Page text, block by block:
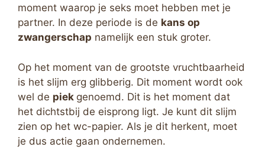
moment waarop je seks moet hebben met je
partner. In deze periode is de kans op
zwangerschap namelijk een stuk groter.
Op het moment van de grootste vruchtbaarheid
is het slijm erg glibberig. Dit moment wordt ook
wel de piek genoemd. Dit is het moment dat
het dichtstbij de eisprong ligt. Je kunt dit slijm
zien op het wc-papier. Als je dit herkent, moet
je dus actie gaan ondernemen.